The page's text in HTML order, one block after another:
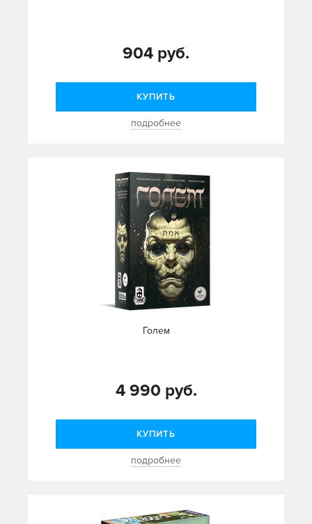
904 руб.
КУПИТЬ
подробнее
Голем
4 990 руб.
КУПИТЬ
подробнее